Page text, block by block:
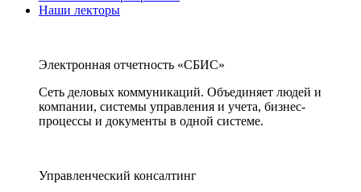
Наши лекторы
Электронная отчетность «СБИС»
Сеть деловых коммуникаций. Объединяет людей и
компании, системы управления и учета, бизнес-
процессы и документы в одной системе.
Управленческий консалтинг